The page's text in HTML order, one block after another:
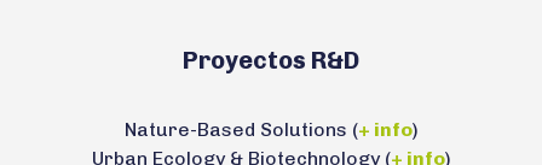
Proyectos R&D
Nature-Based Solutions (+ info)
Urban Ecology & Biotechnology (+ info)